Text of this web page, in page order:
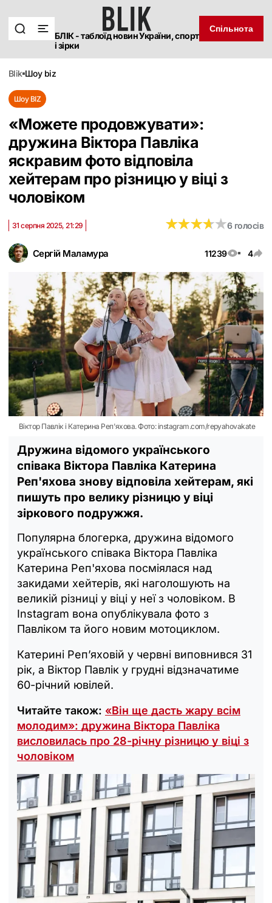
БЛІК - таблоїд новин України, спорт
і зірки
Спільнота
blik шоу biz
Шоу BIZ
«Можете продовжувати»:
дружина Віктора Павліка
яскравим фото відповіла
хейтерам про різницю у віці з
чоловіком
Сергій Маламура 11239 4
31 серпня 2025, 21:29 ★★★★★
★★★★★6 голосів
Віктор Павлік і Катерина Реп'яхова. Фото: instagram.com/repyahovakate
Дружина відомого українського
співака Віктора Павліка Катерина
Реп'яхова знову відповіла хейтерам, які
пишуть про велику різницю у віці
зіркового подружжя.
Популярна блогерка, дружина відомого
українського співака Віктора Павліка
Катерина Реп'яхова посміялася над
закидами хейтерів, які наголошують на
великій різниці у віці у неї з чоловіком. В
Instagram вона опублікувала фото з
Павліком та його новим мотоциклом.
Катерині Реп’яховій у червні виповнився 31
рік, а Віктор Павлік у грудні відзначатиме
60-річний ювілей.
Читайте також: «Він ще дасть жару всім
молодим»: дружина Віктора Павліка
висловилась про 28-річну різницю у віці з
чоловіком